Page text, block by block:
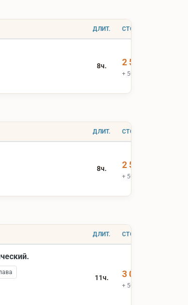
ДЛИТ. СТОИМОСТЬ
8ч. 2 500 ₽
+ 500 ₽ вх.билеты
ДЛИТ. СТОИМОСТЬ
8ч. 2 500 ₽
+ 500 ₽ вх.билеты
ДЛИТ. СТОИМОСТЬ
11ч. 3 000 ₽
+ 500 ₽ вх.билеты